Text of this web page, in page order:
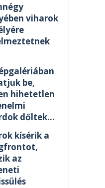
viharok
be,
hihetetlen
dőltek
kísérik a
az